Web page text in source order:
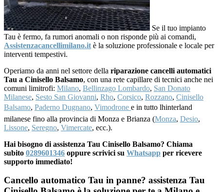
Se il tuo impianto
Tau è fermo, fa rumori anomali o non risponde più ai comandi,
Assistenzacancellimilano.it è la soluzione professionale e locale per
interventi tempestivi.
Operiamo da anni nel settore della riparazione cancelli automatici
Tau a Cinisello Balsamo, con una rete capillare di tecnici anche nei
comuni limitrofi: Milano, Bellinzago Lombardo, San Donato
Milanese, Sesto San Giovanni, Rho, Corsico, Rozzano, Cinisello
Balsamo, Paderno Dugnano, Vimodrone e in tutto lhinterland
milanese fino alla provincia di Monza e Brianza (Monza, Desio,
Lissone, Seregno, Vimercate, ecc.).
Hai bisogno di assistenza Tau Cinisello Balsamo? Chiama
subito 0289601346 oppure scrivici su Whatsapp per ricevere
supporto immediato!
Cancello automatico Tau in panne? assistenza Tau